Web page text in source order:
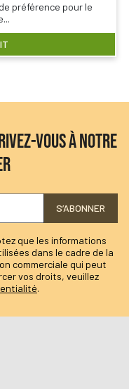
préférence pour le
VOUS À NOTRE
S’ABONNER
que les informations
dans le cadre de la
commerciale qui peut
vos droits, veuillez
.